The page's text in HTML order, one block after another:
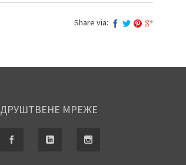
Share via:
ДРУШТВЕНЕ МРЕЖЕ